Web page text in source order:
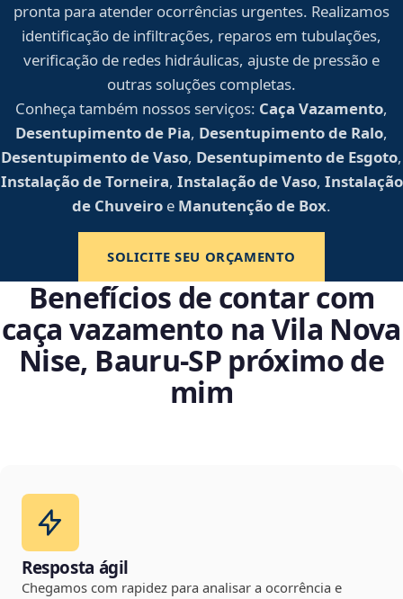
pronta para atender ocorrências urgentes. Realizamos
identificação de infiltrações, reparos em tubulações,
verificação de redes hidráulicas, ajuste de pressão e
outras soluções completas.
Conheça também nossos serviços: Caça Vazamento,
Desentupimento de Pia, Desentupimento de Ralo,
Desentupimento de Vaso, Desentupimento de Esgoto,
Instalação de Torneira, Instalação de Vaso, Instalação
de Chuveiro e Manutenção de Box.
SOLICITE SEU ORÇAMENTO
Benefícios de contar com
caça vazamento na Vila Nova
Nise, Bauru‑SP próximo de
mim
Resposta ágil
Chegamos com rapidez para analisar a ocorrência e